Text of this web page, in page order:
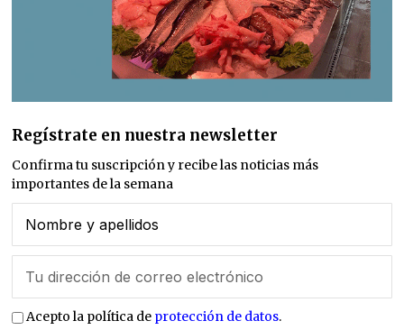
Regístrate en nuestra newsletter
Confirma tu suscripción y recibe las noticias más
importantes de la semana
Acepto la política de protección de datos.